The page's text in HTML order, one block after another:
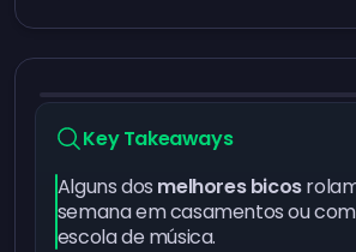
Key Takeaways
Alguns dos melhores bicos
semana em casamentos ou
escola de música.